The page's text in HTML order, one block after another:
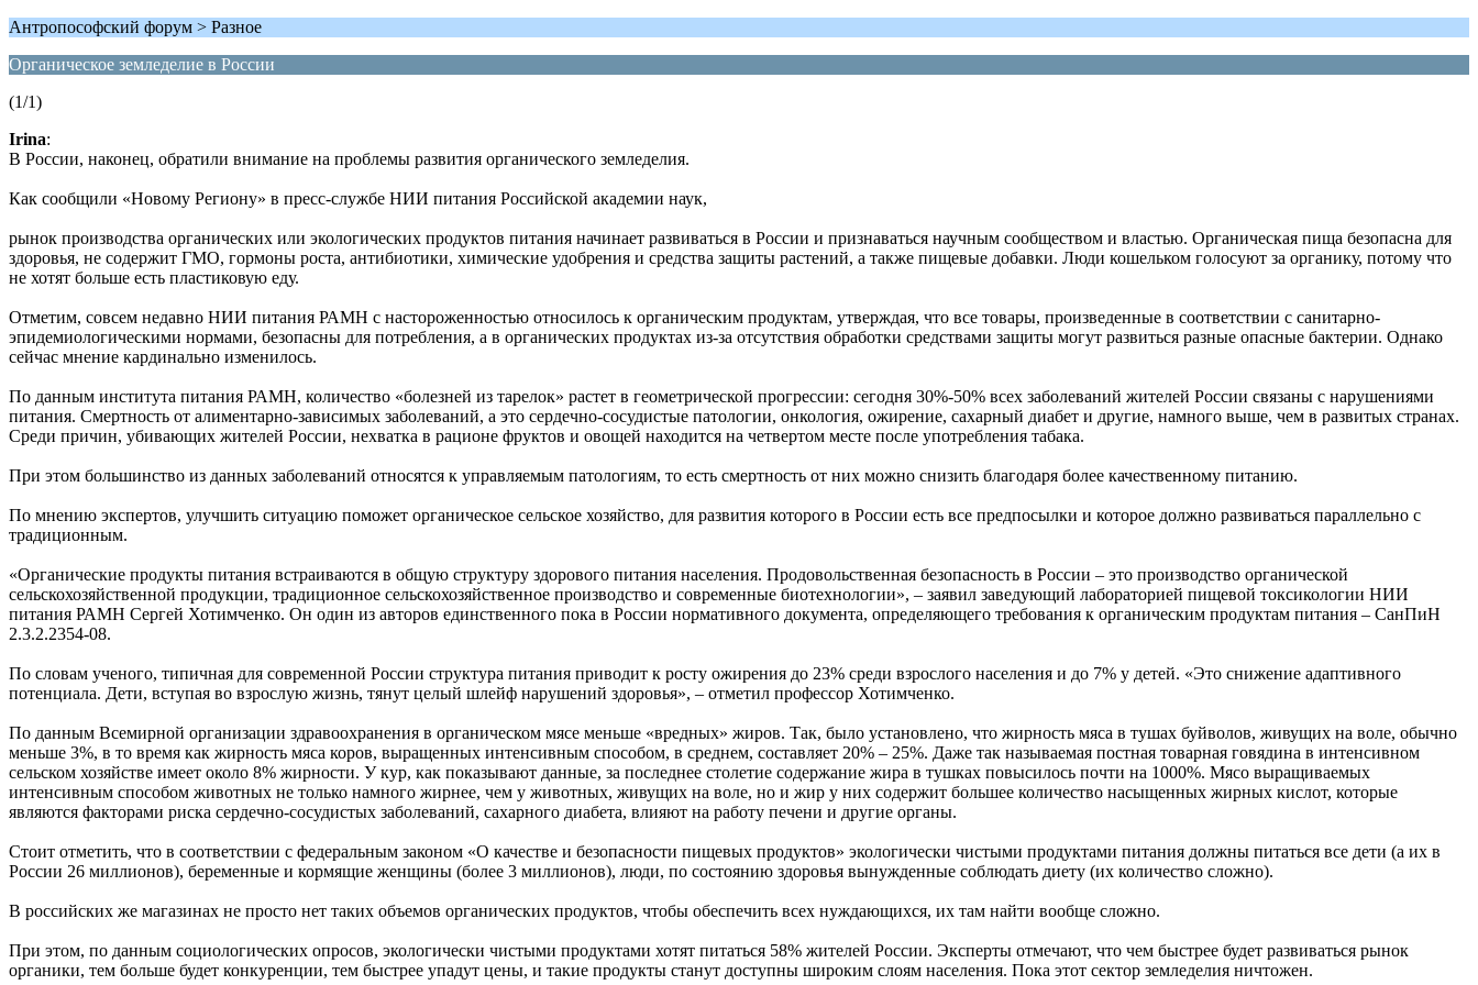
Антропософский форум > Разное
Органическое земледелие в России
(1/1)
Irina:
В России, наконец, обратили внимание на проблемы развития органического земледелия.
Как сообщили «Новому Региону» в пресс-службе НИИ питания Российской академии наук,
рынок производства органических или экологических продуктов питания начинает развиваться в России и признаваться научным сообществом и властью. Органическая пища безопасна для
здоровья, не содержит ГМО, гормоны роста, антибиотики, химические удобрения и средства защиты растений, а также пищевые добавки. Люди кошельком голосуют за органику, потому что
не хотят больше есть пластиковую еду.
Отметим, совсем недавно НИИ питания РАМН с настороженностью относилось к органическим продуктам, утверждая, что все товары, произведенные в соответствии с санитарно-
эпидемиологическими нормами, безопасны для потребления, а в органических продуктах из-за отсутствия обработки средствами защиты могут развиться разные опасные бактерии. Однако
сейчас мнение кардинально изменилось.
По данным института питания РАМН, количество «болезней из тарелок» растет в геометрической прогрессии: сегодня 30%-50% всех заболеваний жителей России связаны с нарушениями
питания. Смертность от алиментарно-зависимых заболеваний, а это сердечно-сосудистые патологии, онкология, ожирение, сахарный диабет и другие, намного выше, чем в развитых странах.
Среди причин, убивающих жителей России, нехватка в рационе фруктов и овощей находится на четвертом месте после употребления табака.
При этом большинство из данных заболеваний относятся к управляемым патологиям, то есть смертность от них можно снизить благодаря более качественному питанию.
По мнению экспертов, улучшить ситуацию поможет органическое сельское хозяйство, для развития которого в России есть все предпосылки и которое должно развиваться параллельно с
традиционным.
«Органические продукты питания встраиваются в общую структуру здорового питания населения. Продовольственная безопасность в России – это производство органической
сельскохозяйственной продукции, традиционное сельскохозяйственное производство и современные биотехнологии», – заявил заведующий лабораторией пищевой токсикологии НИИ
питания РАМН Сергей Хотимченко. Он один из авторов единственного пока в России нормативного документа, определяющего требования к органическим продуктам питания – СанПиН
2.3.2.2354-08.
По словам ученого, типичная для современной России структура питания приводит к росту ожирения до 23% среди взрослого населения и до 7% у детей. «Это снижение адаптивного
потенциала. Дети, вступая во взрослую жизнь, тянут целый шлейф нарушений здоровья», – отметил профессор Хотимченко.
По данным Всемирной организации здравоохранения в органическом мясе меньше «вредных» жиров. Так, было установлено, что жирность мяса в тушах буйволов, живущих на воле, обычно
меньше 3%, в то время как жирность мяса коров, выращенных интенсивным способом, в среднем, составляет 20% – 25%. Даже так называемая постная товарная говядина в интенсивном
сельском хозяйстве имеет около 8% жирности. У кур, как показывают данные, за последнее столетие содержание жира в тушках повысилось почти на 1000%. Мясо выращиваемых
интенсивным способом животных не только намного жирнее, чем у животных, живущих на воле, но и жир у них содержит большее количество насыщенных жирных кислот, которые
являются факторами риска сердечно-сосудистых заболеваний, сахарного диабета, влияют на работу печени и другие органы.
Стоит отметить, что в соответствии с федеральным законом «О качестве и безопасности пищевых продуктов» экологически чистыми продуктами питания должны питаться все дети (а их в
России 26 миллионов), беременные и кормящие женщины (более 3 миллионов), люди, по состоянию здоровья вынужденные соблюдать диету (их количество сложно).
В российских же магазинах не просто нет таких объемов органических продуктов, чтобы обеспечить всех нуждающихся, их там найти вообще сложно.
При этом, по данным социологических опросов, экологически чистыми продуктами хотят питаться 58% жителей России. Эксперты отмечают, что чем быстрее будет развиваться рынок
органики, тем больше будет конкуренции, тем быстрее упадут цены, и такие продукты станут доступны широким слоям населения. Пока этот сектор земледелия ничтожен.